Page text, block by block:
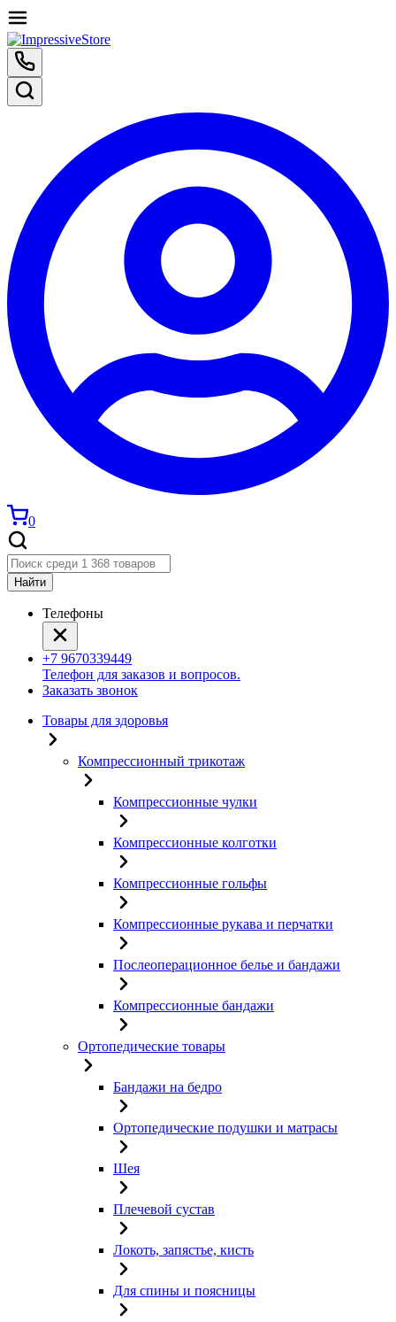
0
Найти
Телефоны
+7 9670339449
Телефон для заказов и вопросов.
Заказать звонок
Товары для здоровья
Компрессионный трикотаж
Компрессионные чулки
Компрессионные колготки
Компрессионные гольфы
Компрессионные рукава и перчатки
Послеоперационное белье и бандажи
Компрессионные бандажи
Ортопедические товары
Бандажи на бедро
Ортопедические подушки и матрасы
Шея
Плечевой сустав
Локоть, запястье, кисть
Для спины и поясницы